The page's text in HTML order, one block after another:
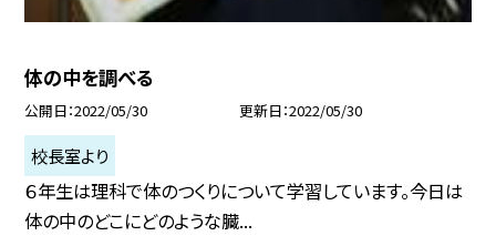
体の中を調べる
公開日 2022/05/30 更新日 2022/05/30
校長室より
６年生は理科で体のつくりについて学習しています。今日は
体の中のどこにどのような臓...